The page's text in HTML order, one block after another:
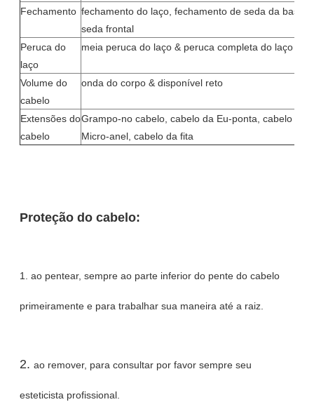
Fechamento fechamento do laço, fechamento de seda da base,
seda frontal
Peruca do
laço
meia peruca do laço & peruca completa do laço
Volume do
cabelo
onda do corpo & disponível reto
Extensões do
cabelo
Grampo-no cabelo, cabelo da Eu-ponta, cabelo da
Micro-anel, cabelo da fita
Proteção do cabelo:
1. ao pentear, sempre ao parte inferior do pente do cabelo
primeiramente e para trabalhar sua maneira até a raiz.
2. ao remover, para consultar por favor sempre seu
esteticista profissional.